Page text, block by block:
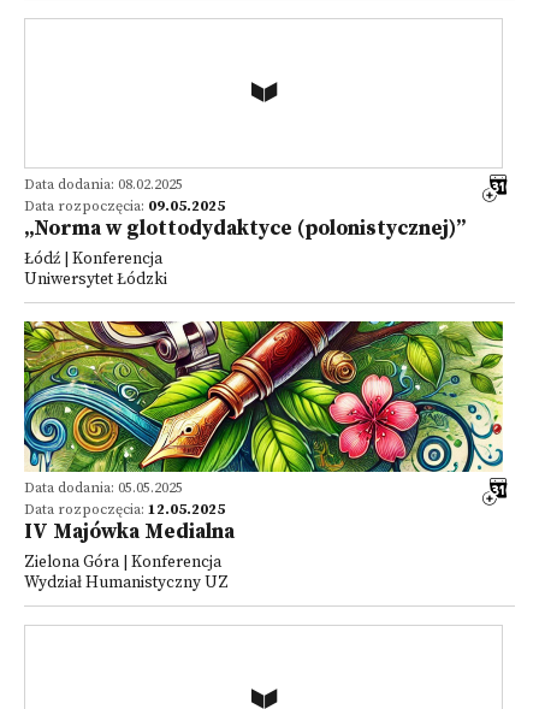
Data dodania: 08.02.2025
Data rozpoczęcia: 09.05.2025
„Norma w glottodydaktyce (polonistycznej)”
Łódź | Konferencja
Uniwersytet Łódzki
Data dodania: 05.05.2025
Data rozpoczęcia: 12.05.2025
IV Majówka Medialna
Zielona Góra | Konferencja
Wydział Humanistyczny UZ